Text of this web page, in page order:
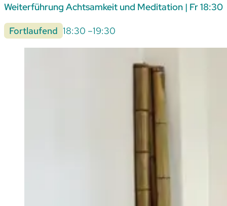
Weiterführung Achtsamkeit und Meditation | Fr 18:30
Fortlaufend 18:30 –19:30